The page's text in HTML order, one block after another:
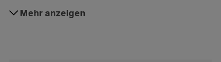
Mehr anzeigen
#Krankenkasse